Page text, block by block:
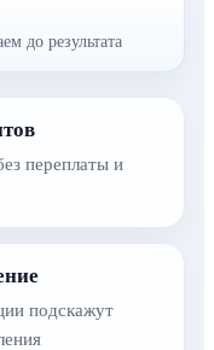
до результата
переплаты и
подскажут